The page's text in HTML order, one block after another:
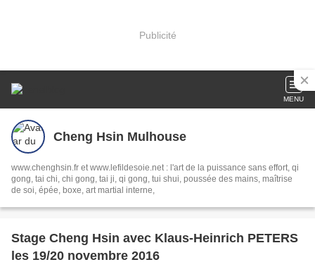
Publicité
MENU
Cheng Hsin Mulhouse
www.chenghsin.fr et www.lefildesoie.net : l'art de la puissance sans effort, qi
gong, tai chi, chi gong, tai ji, qi gong, tui shui, poussée des mains, maîtrise
de soi, épée, boxe, art martial interne,
Stage Cheng Hsin avec Klaus-Heinrich PETERS
les 19/20 novembre 2016